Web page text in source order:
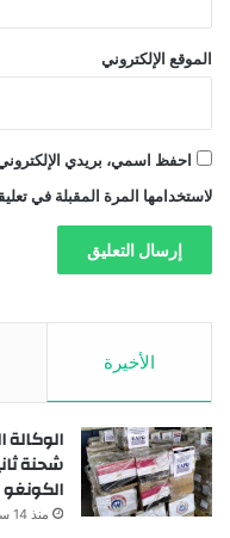
الموقع الإلكتروني
احفظ اسمي، بريدي
لاستخدامها المرة المقبلة في
الأخيرة
الوكالة
شحنة
منذ 14 ساعة